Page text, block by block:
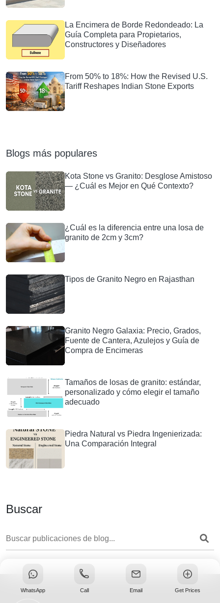
La Encimera de Borde Redondeado: La
Guía Completa para Propietarios,
Constructores y Diseñadores
From 50% to 18%: How the Revised U.S.
Tariff Reshapes Indian Stone Exports
Blogs más populares
Kota Stone vs Granito: Desglose Amistoso
— ¿Cuál es Mejor en Qué Contexto?
¿Cuál es la diferencia entre una losa de
granito de 2cm y 3cm?
Tipos de Granito Negro en Rajasthan
Granito Negro Galaxia: Precio, Grados,
Fuente de Cantera, Azulejos y Guía de
Compra de Encimeras
Tamaños de losas de granito: estándar,
personalizado y cómo elegir el tamaño
adecuado
Piedra Natural vs Piedra Ingenierizada:
Una Comparación Integral
Buscar
WhatsApp Call Email Get Prices